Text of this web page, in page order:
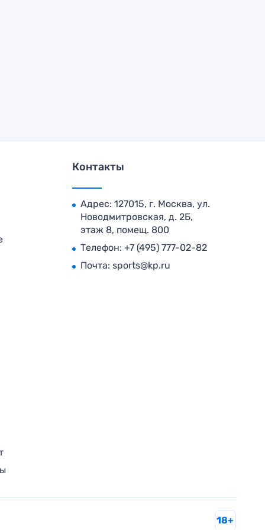
Контакты
Адрес: 127015, г. Москва, ул.
Новодмитровская, д. 2Б,
этаж 8, помещ. 800
Телефон: +7 (495) 777-02-82
Почта: sports@kp.ru
18+